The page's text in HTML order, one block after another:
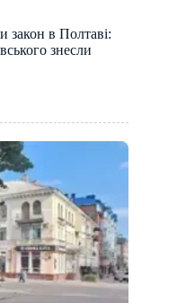
в Полтаві:
знесли